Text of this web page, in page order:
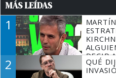
MÁS LEÍDAS
1
DECIR
TIENE
2
QUÉ